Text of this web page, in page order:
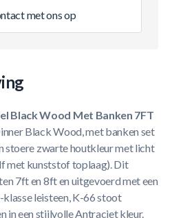
met ons op
Black Wood Met Banken 7FT
Black Wood, met banken set
stoere zwarte houtkleur met licht
met kunststof toplaag). Dit
7ft en 8ft en uitgevoerd met een
leisteen, K-66 stoot
in een stijlvolle Antraciet kleur.